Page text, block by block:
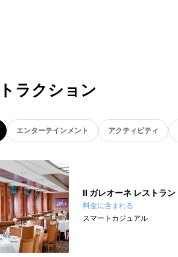
ラクション
エンターテインメント アクティビティ
II ガレオーネ レストラン
料金に含まれる
スマートカジュアル